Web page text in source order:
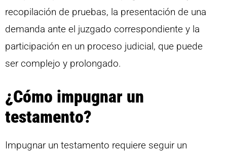
recopilación de pruebas, la presentación de una
demanda ante el juzgado correspondiente y la
participación en un proceso judicial, que puede
ser complejo y prolongado.
¿Cómo impugnar un
testamento?
Impugnar un testamento requiere seguir un